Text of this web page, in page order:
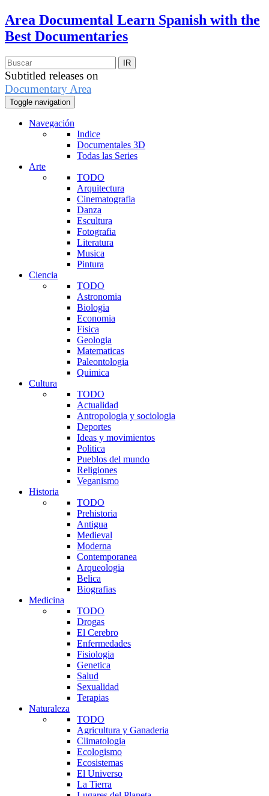
Area Documental Learn Spanish with the
Best Documentaries
Subtitled releases on
Documentary Area
Toggle navigation
Navegación
Indice
Documentales 3D
Todas las Series
Arte
TODO
Arquitectura
Cinematografia
Danza
Escultura
Fotografia
Literatura
Musica
Pintura
Ciencia
TODO
Astronomia
Biologia
Economia
Fisica
Geologia
Matematicas
Paleontologia
Quimica
Cultura
TODO
Actualidad
Antropologia y sociologia
Deportes
Ideas y movimientos
Politica
Pueblos del mundo
Religiones
Veganismo
Historia
TODO
Prehistoria
Antigua
Medieval
Moderna
Contemporanea
Arqueologia
Belica
Biografias
Medicina
TODO
Drogas
El Cerebro
Enfermedades
Fisiologia
Genetica
Salud
Sexualidad
Terapias
Naturaleza
TODO
Agricultura y Ganaderia
Climatologia
Ecologismo
Ecosistemas
El Universo
La Tierra